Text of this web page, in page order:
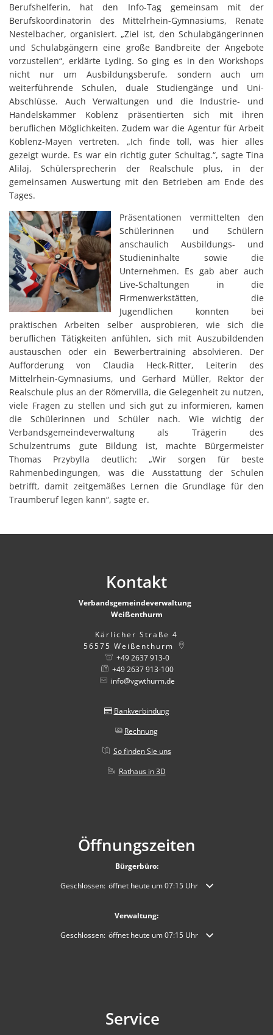
Berufshelferin, hat den Info-Tag gemeinsam mit der
Berufskoordinatorin des Mittelrhein-Gymnasiums, Renate
Nestelbacher, organisiert. „Ziel ist, den Schulabgängerinnen
und Schulabgängern eine große Bandbreite der Angebote
vorzustellen“, erklärte Lyding. So ging es in den Workshops
nicht nur um Ausbildungsberufe, sondern auch um
weiterführende Schulen, duale Studiengänge und Uni-
Abschlüsse. Auch Verwaltungen und die Industrie- und
Handelskammer Koblenz präsentierten sich mit ihren
beruflichen Möglichkeiten. Zudem war die Agentur für Arbeit
Koblenz-Mayen vertreten. „Ich finde toll, was hier alles
gezeigt wurde. Es war ein richtig guter Schultag.“, sagte Tina
Alilaj, Schülersprecherin der Realschule plus, in der
gemeinsamen Auswertung mit den Betrieben am Ende des
Tages.
Präsentationen vermittelten den
Schülerinnen und Schülern
anschaulich Ausbildungs- und
Studieninhalte sowie die
Unternehmen. Es gab aber auch
Live-Schaltungen in die
Firmenwerkstätten, die
Jugendlichen konnten bei
praktischen Arbeiten selber ausprobieren, wie sich die
beruflichen Tätigkeiten anfühlen, sich mit Auszubildenden
austauschen oder ein Bewerbertraining absolvieren. Der
Aufforderung von Claudia Heck-Ritter, Leiterin des
Mittelrhein-Gymnasiums, und Gerhard Müller, Rektor der
Realschule plus an der Römervilla, die Gelegenheit zu nutzen,
viele Fragen zu stellen und sich gut zu informieren, kamen
die Schülerinnen und Schüler nach. Wie wichtig der
Verbandsgemeindeverwaltung als Trägerin des
Schulzentrums gute Bildung ist, machte Bürgermeister
Thomas Przybylla deutlich: „Wir sorgen für beste
Rahmenbedingungen, was die Ausstattung der Schulen
betrifft, damit zeitgemäßes Lernen die Grundlage für den
Traumberuf legen kann“, sagte er.
Kontakt
Verbandsgemeindeverwaltung
Weißenthurm
Kärlicher Straße 4
56575 Weißenthurm
+49 2637 913-0
+49 2637 913-100
info@vgwthurm.de
Bankverbindung
Rechnung
So finden Sie uns
Rathaus in 3D
Öffnungszeiten
Bürgerbüro:
Klicken, um weitere Öffnungs- oder Schließzeiten
Geschlossen: öffnet heute um 07:15 Uhr
Verwaltung:
Klicken, um weitere Öffnungs- oder Schließzeiten
Geschlossen: öffnet heute um 07:15 Uhr
Service